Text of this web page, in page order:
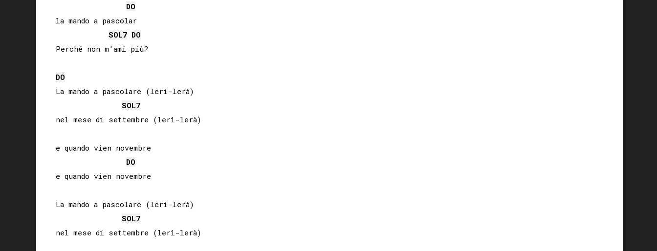
DO
la mando a pascolar
SOL7 DO
Perché non m'ami più?
DO
La mando a pascolare (lerì-lerà)
SOL7
nel mese di settembre (lerì-lerà)
e quando vien novembre
DO
e quando vien novembre
La mando a pascolare (lerì-lerà)
SOL7
nel mese di settembre (lerì-lerà)